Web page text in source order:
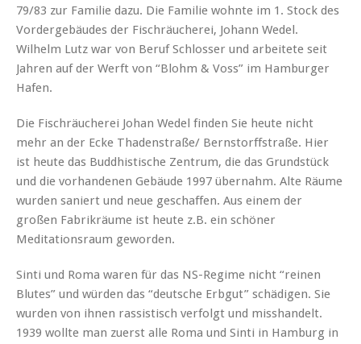
79/83 zur Familie dazu. Die Familie wohnte im 1. Stock des
Vordergebäudes der Fischräucherei, Johann Wedel.
Wilhelm Lutz war von Beruf Schlosser und arbeitete seit
Jahren auf der Werft von “Blohm & Voss” im Hamburger
Hafen.
Die Fischräucherei Johan Wedel finden Sie heute nicht
mehr an der Ecke Thadenstraße/ Bernstorffstraße. Hier
ist heute das Buddhistische Zentrum, die das Grundstück
und die vorhandenen Gebäude 1997 übernahm. Alte Räume
wurden saniert und neue geschaffen. Aus einem der
großen Fabrikräume ist heute z.B. ein schöner
Meditationsraum geworden.
Sinti und Roma waren für das NS-Regime nicht “reinen
Blutes” und würden das “deutsche Erbgut” schädigen. Sie
wurden von ihnen rassistisch verfolgt und misshandelt.
1939 wollte man zuerst alle Roma und Sinti in Hamburg in